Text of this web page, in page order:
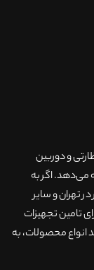
نظارتی و دوربین
می‌دهد. اگر به
تهران و سایر
تامین تجهیزات
انواع محصولات، به